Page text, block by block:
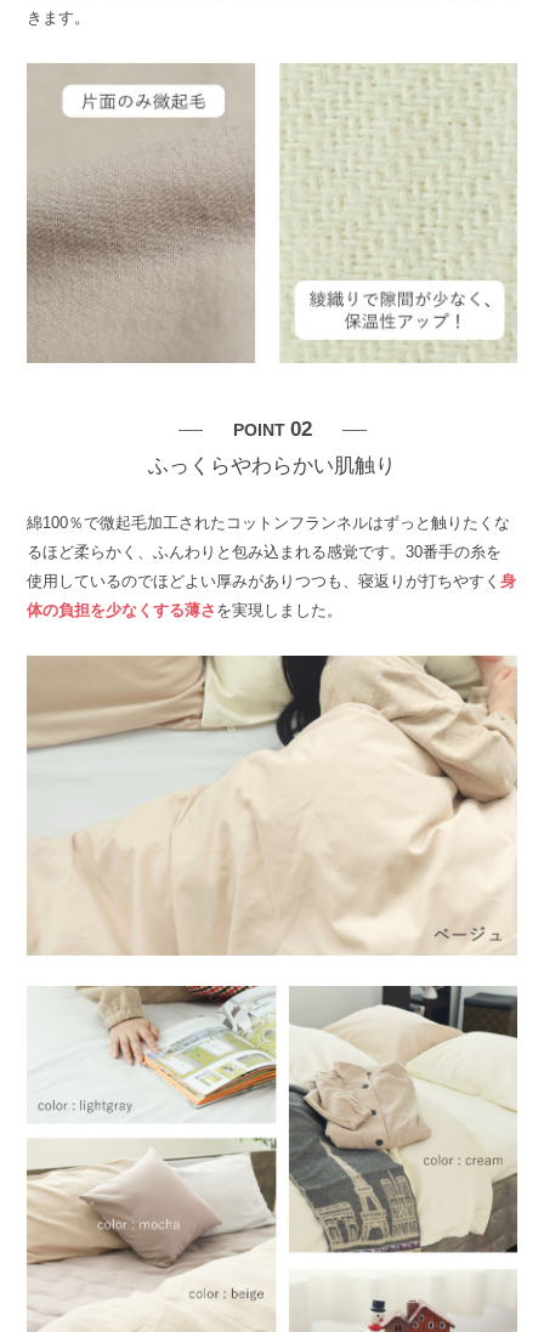
きます。
POINT 02
ふっくらやわらかい肌触り
綿100％で微起毛加工されたコットンフランネルはずっと触りたくな
るほど柔らかく、ふんわりと包み込まれる感覚です。30番手の糸を
使用しているのでほどよい厚みがありつつも、寝返りが打ちやすく身
体の負担を少なくする薄さ を実現しました。